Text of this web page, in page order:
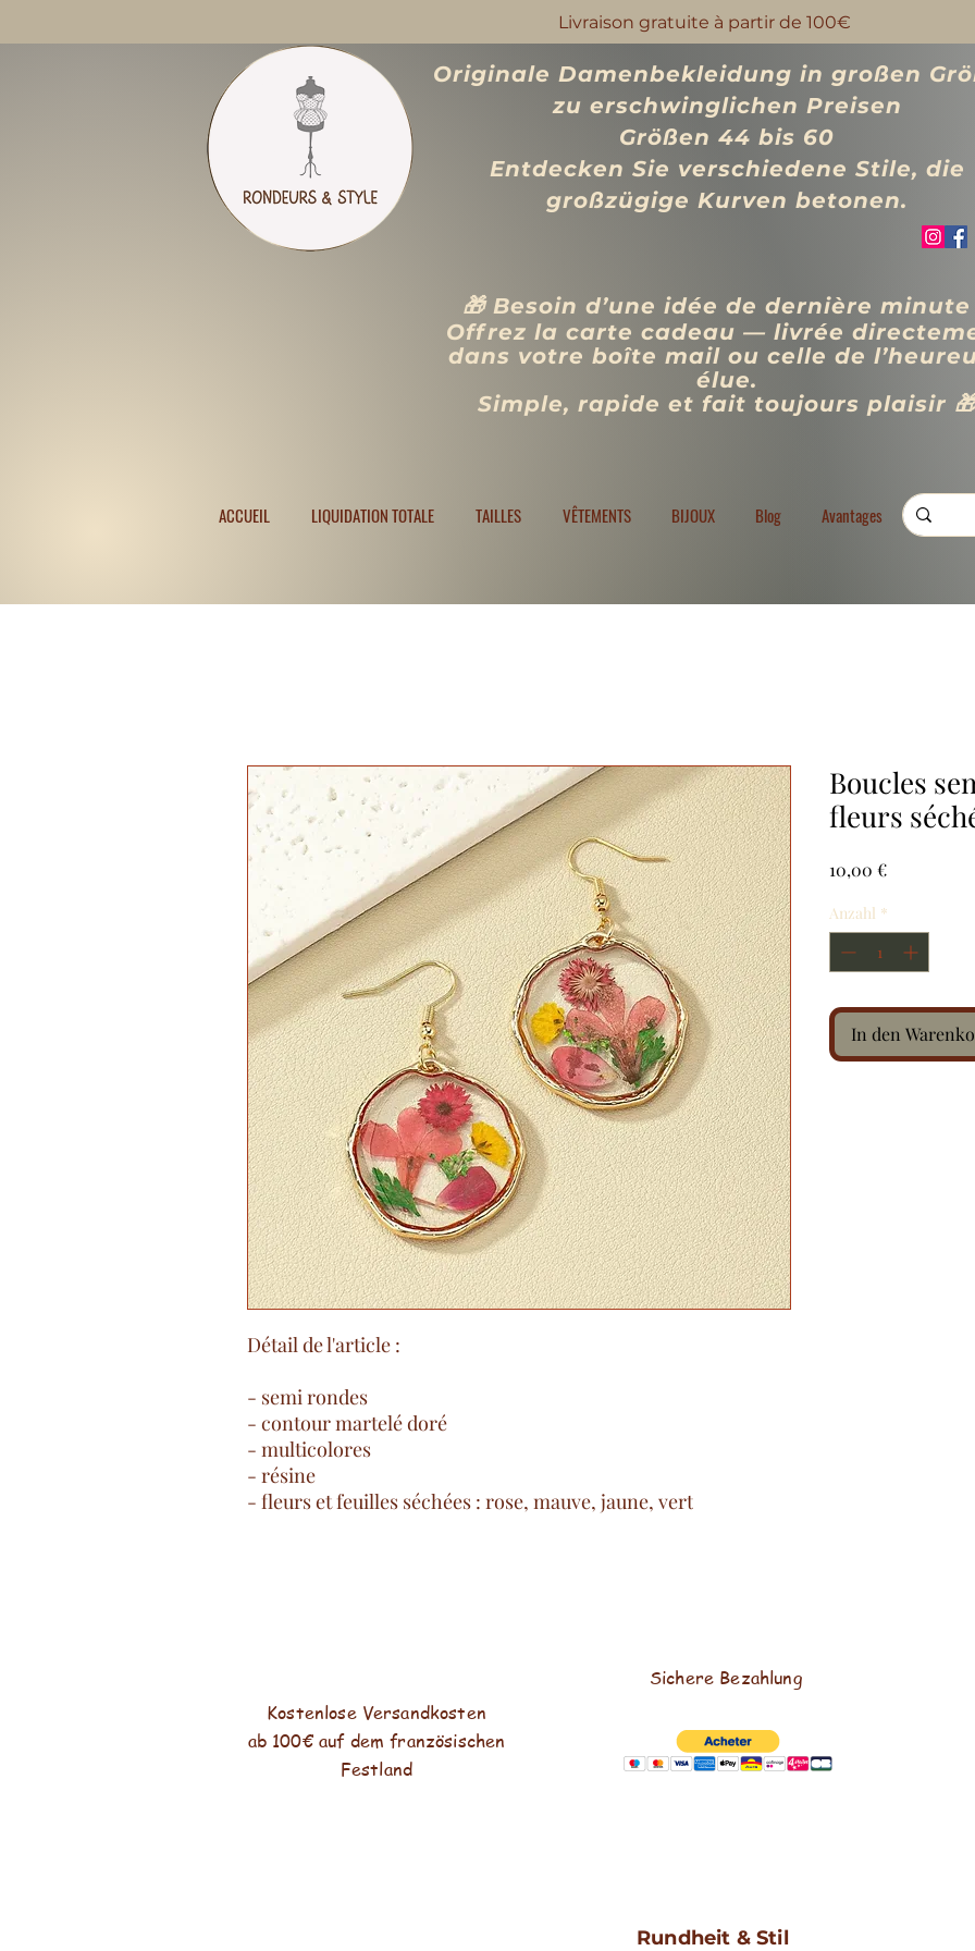
Originale Damenbekleidung in großen
zu erschwinglichen Preisen
Größen 44 bis 60
Entdecken Sie verschiedene Stile, die
großzügige Kurven betonen.
🎁 Besoin d’une idée de dernière minute
Offrez la carte cadeau — livrée
dans votre boîte mail ou celle de
élue.
Simple, rapide et fait toujours plaisir
ACCUEIL LIQUIDATION TOTALE TAILLES VÊTEMENTS BIJOUX Blog Avantages
Livraison gratuite à partir de 100€
Détail de l'article :
- semi rondes
- contour martelé doré
- multicolores
- résine
- fleurs et feuilles séchées : rose, mauve, jaune, vert
Boucles
fleurs
10,00 €Preis
Anzahl *
In den
Sichere Bezahlung
Kostenlose Versandkosten
ab 100€ auf dem französischen
Festland
Rundheit & Stil